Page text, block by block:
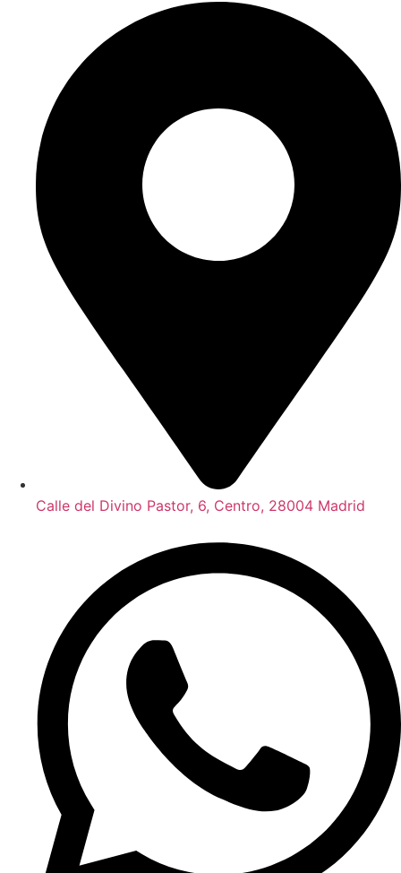
Calle del Divino Pastor, 6, Centro, 28004 Madrid